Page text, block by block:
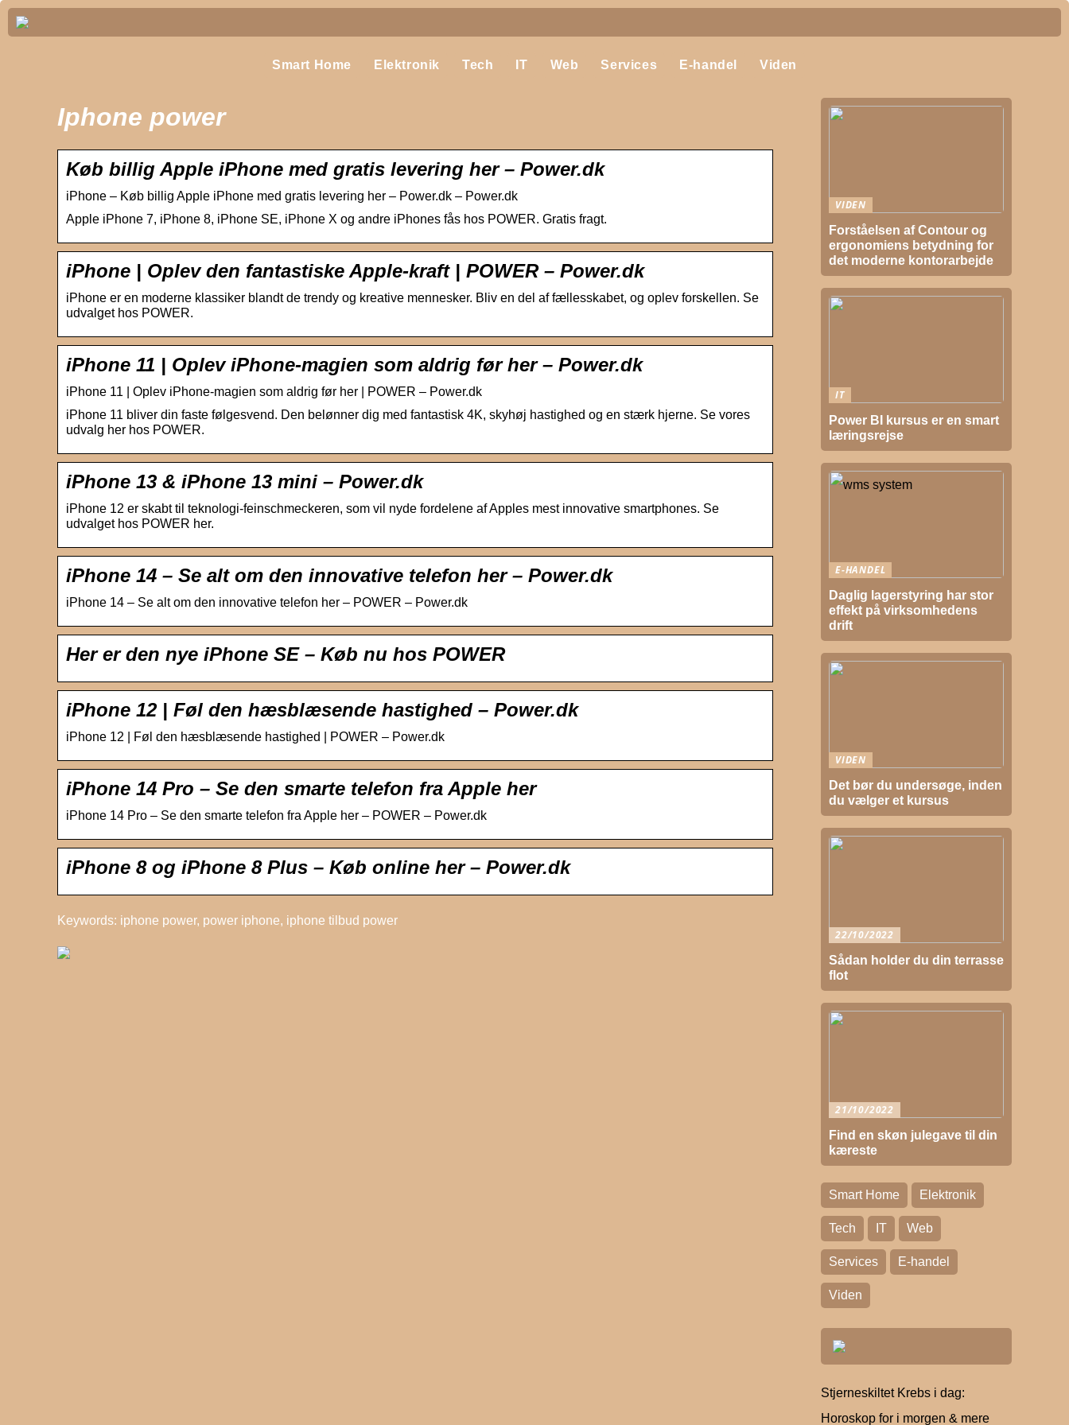
Smart Home Elektronik Tech IT Web Services E-handel Viden
Iphone power
Køb billig Apple iPhone med gratis levering her – Power.dk
iPhone – Køb billig Apple iPhone med gratis levering her – Power.dk – Power.dk
Apple iPhone 7, iPhone 8, iPhone SE, iPhone X og andre iPhones fås hos POWER. Gratis fragt.
iPhone | Oplev den fantastiske Apple-kraft | POWER – Power.dk
iPhone er en moderne klassiker blandt de trendy og kreative mennesker. Bliv en del af fællesskabet, og oplev forskellen. Se
udvalget hos POWER.
iPhone 11 | Oplev iPhone-magien som aldrig før her – Power.dk
iPhone 11 | Oplev iPhone-magien som aldrig før her | POWER – Power.dk
iPhone 11 bliver din faste følgesvend. Den belønner dig med fantastisk 4K, skyhøj hastighed og en stærk hjerne. Se vores
udvalg her hos POWER.
iPhone 13 & iPhone 13 mini – Power.dk
iPhone 12 er skabt til teknologi-feinschmeckeren, som vil nyde fordelene af Apples mest innovative smartphones. Se
udvalget hos POWER her.
iPhone 14 – Se alt om den innovative telefon her – Power.dk
iPhone 14 – Se alt om den innovative telefon her – POWER – Power.dk
Her er den nye iPhone SE – Køb nu hos POWER
iPhone 12 | Føl den hæsblæsende hastighed – Power.dk
iPhone 12 | Føl den hæsblæsende hastighed | POWER – Power.dk
iPhone 14 Pro – Se den smarte telefon fra Apple her
iPhone 14 Pro – Se den smarte telefon fra Apple her – POWER – Power.dk
iPhone 8 og iPhone 8 Plus – Køb online her – Power.dk
Keywords: iphone power, power iphone, iphone tilbud power
VIDEN
Forståelsen af Contour og
ergonomiens betydning for
det moderne kontorarbejde
IT
Power BI kursus er en smart
læringsrejse
E-HANDEL
Daglig lagerstyring har stor
effekt på virksomhedens
drift
VIDEN
Det bør du undersøge, inden
du vælger et kursus
22/10/2022
Sådan holder du din terrasse
flot
21/10/2022
Find en skøn julegave til din
kæreste
Smart Home Elektronik
Tech IT Web
Services E-handel
Viden
Stjerneskiltet Krebs i dag:
Horoskop for i morgen & mere